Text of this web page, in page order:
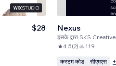
$28 Nexus
इसके द्वारा SKS Creative
4.5(2) 119
कस्टम कोड सीएमएस +